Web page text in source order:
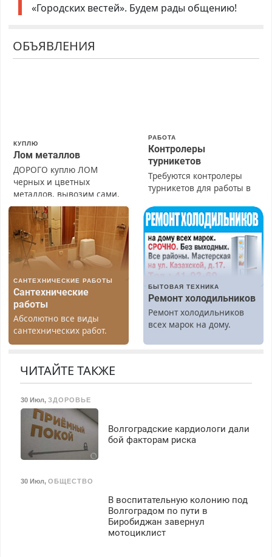
«Городских вестей». Будем рады общению!
ОБЪЯВЛЕНИЯ
КУПЛЮ
Лом металлов
ДОРОГО куплю ЛОМ
черных и цветных
металлов, вывозим сами.
РАБОТА
Контролеры
турникетов
Требуются контролеры
турникетов для работы в
(мужчины, женщины).
Прием по ТК РФ. График
работы любой.
Бесплатное проживание.
З/п – до 96000 рублей до
вычета налогов.
Ежемесячно
выплачивается денежная
премия. Возможно
бесплатное обучение,
получение документов,
работа инспектором по
125000 руб.
САНТЕХНИЧЕСКИЕ РАБОТЫ
Сантехнические
работы
Абсолютно все виды
сантехнических работ.
Быстро. Качественно.
БЫТОВАЯ ТЕХНИКА
Ремонт холодильников
Ремонт холодильников
всех марок на дому.
ЧИТАЙТЕ ТАКЖЕ
30 Июл, ЗДОРОВЬЕ
Волгоградские кардиологи дали
бой факторам риска
30 Июл, ОБЩЕСТВО
В воспитательную колонию под
Волгоградом по пути в
Биробиджан завернул
мотоциклист